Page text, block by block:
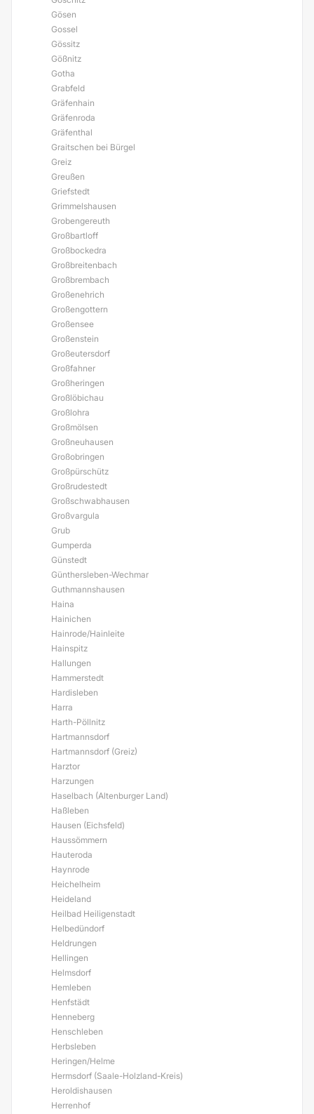
Gösen
Gossel
Gössitz
Gößnitz
Gotha
Grabfeld
Gräfenhain
Gräfenroda
Gräfenthal
Graitschen bei Bürgel
Greiz
Greußen
Griefstedt
Grimmelshausen
Grobengereuth
Großbartloff
Großbockedra
Großbreitenbach
Großbrembach
Großenehrich
Großengottern
Großensee
Großenstein
Großeutersdorf
Großfahner
Großheringen
Großlöbichau
Großlohra
Großmölsen
Großneuhausen
Großobringen
Großpürschütz
Großrudestedt
Großschwabhausen
Großvargula
Grub
Gumperda
Günstedt
Günthersleben-Wechmar
Guthmannshausen
Haina
Hainichen
Hainrode/Hainleite
Hainspitz
Hallungen
Hammerstedt
Hardisleben
Harra
Harth-Pöllnitz
Hartmannsdorf
Hartmannsdorf (Greiz)
Harztor
Harzungen
Haselbach (Altenburger Land)
Haßleben
Hausen (Eichsfeld)
Haussömmern
Hauteroda
Haynrode
Heichelheim
Heideland
Heilbad Heiligenstadt
Helbedündorf
Heldrungen
Hellingen
Helmsdorf
Hemleben
Henfstädt
Henneberg
Henschleben
Herbsleben
Heringen/Helme
Hermsdorf (Saale-Holzland-Kreis)
Heroldishausen
Herrenhof